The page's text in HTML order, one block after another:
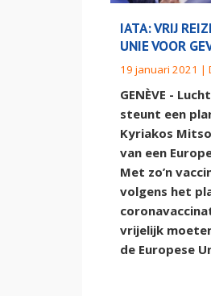
IATA: VRIJ
UNIE VOOR
19 januari 2021 |
GENÈVE -
steunt een
Kyriakos
van een
Met zo’n
volgens het
vrijelijk
de Europese